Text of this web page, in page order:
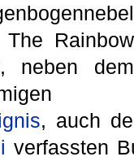
The Rainbow
neben dem
, auch
verfassten